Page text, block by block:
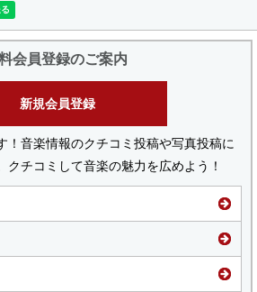
会員登録のご案内
新規会員登録
！音楽情報のクチコミ投稿や写真投稿に
クチコミして音楽の魅力を広めよう！